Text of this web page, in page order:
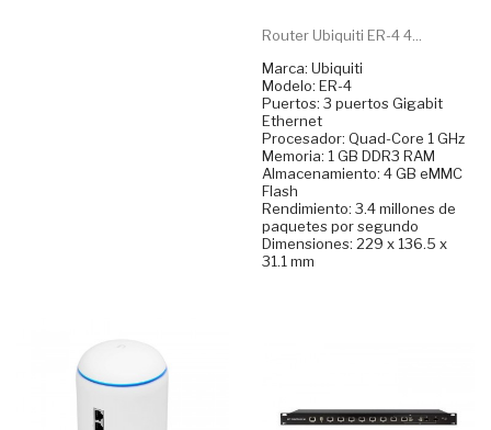
Router Ubiquiti ER-4 4...
Marca: Ubiquiti
Modelo: ER-4
Puertos: 3 puertos Gigabit
Ethernet
Procesador: Quad-Core 1 GHz
Memoria: 1 GB DDR3 RAM
Almacenamiento: 4 GB eMMC
Flash
Rendimiento: 3.4 millones de
paquetes por segundo
Dimensiones: 229 x 136.5 x
31.1 mm